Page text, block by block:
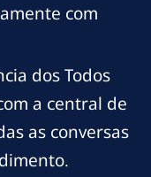
com
dos Todos
a central de
as conversas